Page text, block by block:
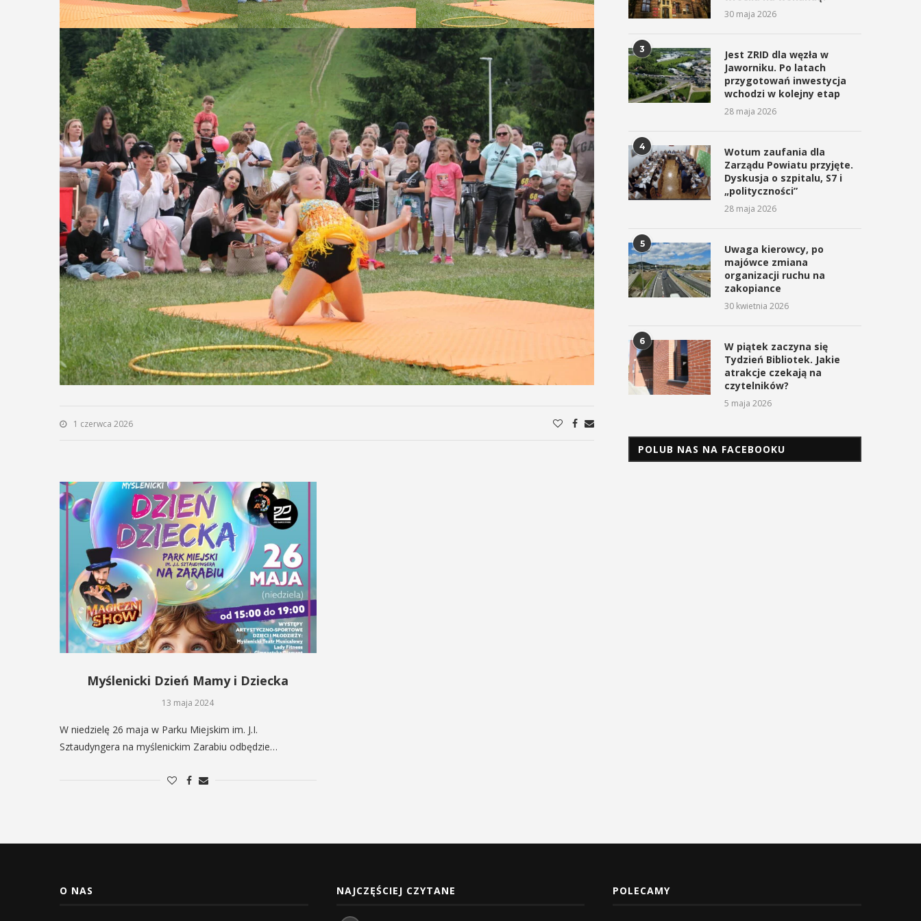
1 czerwca 2026
Myślenicki Dzień Mamy i Dziecka
13 maja 2024
W niedzielę 26 maja w Parku Miejskim im. J.I.
Sztaudyngera na myślenickim Zarabiu odbędzie…
30 maja 2026
3
Jest ZRID dla węzła w
Jaworniku. Po latach
przygotowań inwestycja
wchodzi w kolejny etap
28 maja 2026
4
Wotum zaufania dla
Zarządu Powiatu przyjęte.
Dyskusja o szpitalu, S7 i
„polityczności”
28 maja 2026
5
Uwaga kierowcy, po
majówce zmiana
organizacji ruchu na
zakopiance
30 kwietnia 2026
6
W piątek zaczyna się
Tydzień Bibliotek. Jakie
atrakcje czekają na
czytelników?
5 maja 2026
POLUB NAS NA FACEBOOKU
O NAS NAJCZĘŚCIEJ CZYTANE POLECAMY